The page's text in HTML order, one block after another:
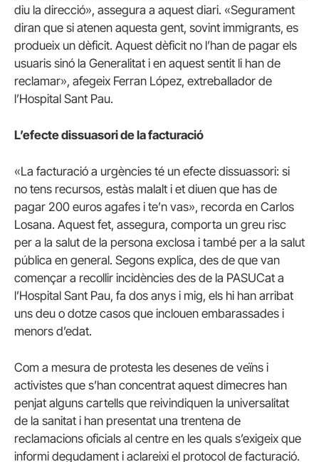
diu la direcció», assegura a aquest diari. «Segurament
diran que si atenen aquesta gent, sovint immigrants, es
produeix un dèficit. Aquest dèficit no l’han de pagar els
usuaris sinó la Generalitat i en aquest sentit li han de
reclamar», afegeix Ferran López, extreballador de
l’Hospital Sant Pau.
L’efecte dissuasori de la facturació
«La facturació a urgències té un efecte dissuassori: si
no tens recursos, estàs malalt i et diuen que has de
pagar 200 euros agafes i te’n vas», recorda en Carlos
Losana. Aquest fet, assegura, comporta un greu risc
per a la salut de la persona exclosa i també per a la salut
pública en general. Segons explica, des de que van
començar a recollir incidències des de la PASUCat a
l’Hospital Sant Pau, fa dos anys i mig, els hi han arribat
uns deu o dotze casos que inclouen embarassades i
menors d’edat.
Com a mesura de protesta les desenes de veïns i
activistes que s’han concentrat aquest dimecres han
penjat alguns cartells que reivindiquen la universalitat
de la sanitat i han presentat una trentena de
reclamacions oficials al centre en les quals s’exigeix que
informi degudament i aclareixi el protocol de facturació.